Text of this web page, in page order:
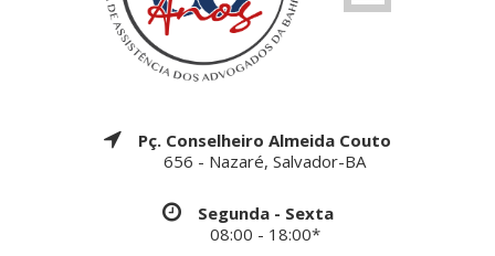
Pç. Conselheiro Almeida Couto
656 - Nazaré, Salvador-BA
Segunda - Sexta
08:00 - 18:00*